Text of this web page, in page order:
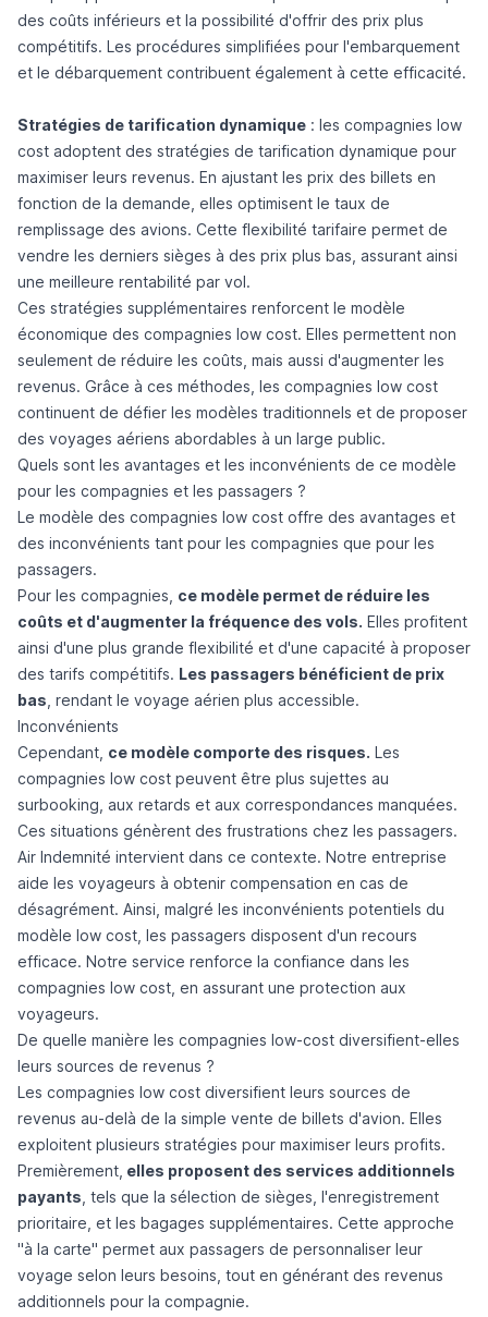
des coûts inférieurs et la possibilité d'offrir des prix plus
compétitifs. Les procédures simplifiées pour l'embarquement
et le débarquement contribuent également à cette efficacité.
Stratégies de tarification dynamique : les compagnies low
cost adoptent des stratégies de tarification dynamique pour
maximiser leurs revenus. En ajustant les prix des billets en
fonction de la demande, elles optimisent le taux de
remplissage des avions. Cette flexibilité tarifaire permet de
vendre les derniers sièges à des prix plus bas, assurant ainsi
une meilleure rentabilité par vol.
Ces stratégies supplémentaires renforcent le modèle
économique des compagnies low cost. Elles permettent non
seulement de réduire les coûts, mais aussi d'augmenter les
revenus. Grâce à ces méthodes, les compagnies low cost
continuent de défier les modèles traditionnels et de proposer
des voyages aériens abordables à un large public.
Quels sont les avantages et les inconvénients de ce modèle
pour les compagnies et les passagers ?
Le modèle des compagnies low cost offre des avantages et
des inconvénients tant pour les compagnies que pour les
passagers.
Pour les compagnies, ce modèle permet de réduire les
coûts et d'augmenter la fréquence des vols. Elles profitent
ainsi d'une plus grande flexibilité et d'une capacité à proposer
des tarifs compétitifs. Les passagers bénéficient de prix
bas , rendant le voyage aérien plus accessible.
Inconvénients
Cependant, ce modèle comporte des risques. Les
compagnies low cost peuvent être plus sujettes au
surbooking , aux retards et aux correspondances manquées.
Ces situations génèrent des frustrations chez les passagers.
Air Indemnité intervient dans ce contexte. Notre entreprise
aide les voyageurs à obtenir compensation en cas de
désagrément. Ainsi, malgré les inconvénients potentiels du
modèle low cost, les passagers disposent d'un recours
efficace. Notre service renforce la confiance dans les
compagnies low cost, en assurant une protection aux
voyageurs.
De quelle manière les compagnies low-cost diversifient-elles
leurs sources de revenus ?
Les compagnies low cost diversifient leurs sources de
revenus au-delà de la simple vente de billets d'avion. Elles
exploitent plusieurs stratégies pour maximiser leurs profits.
Premièrement, elles proposent des services additionnels
payants , tels que la sélection de sièges, l'enregistrement
prioritaire, et les bagages supplémentaires. Cette approche
"à la carte" permet aux passagers de personnaliser leur
voyage selon leurs besoins, tout en générant des revenus
additionnels pour la compagnie.